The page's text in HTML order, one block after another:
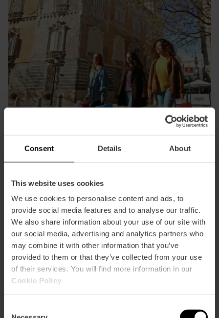
Consent Details About
This website uses cookies
We use cookies to personalise content and ads, to
provide social media features and to analyse our traffic.
We also share information about your use of our site with
our social media, advertising and analytics partners who
may combine it with other information that you’ve
provided to them or that they’ve collected from your use
of their services. You will find more information in our
Cookie Policy
Bis zu 20% Ermäßigung in Geschäften, Schmuck-,
Kunsthandwerk- und Gourmetläden
Ermässigunsen